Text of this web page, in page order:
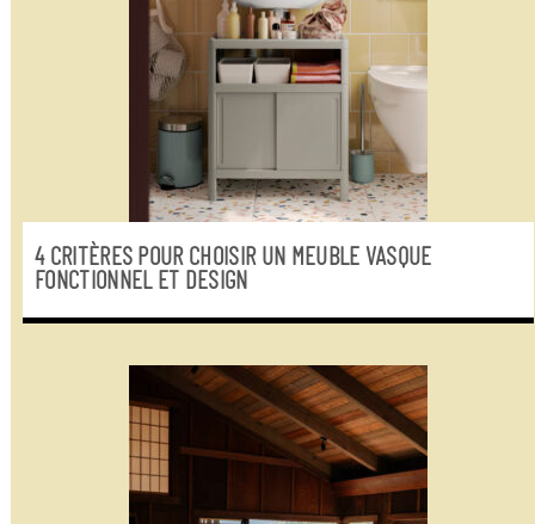
4 CRITÈRES POUR CHOISIR UN MEUBLE VASQUE
FONCTIONNEL ET DESIGN